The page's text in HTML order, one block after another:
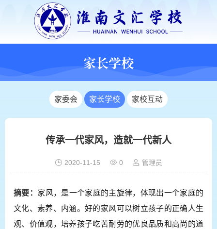
家长学校
家委会 家长学校 家校互动
传承一代家风，造就一代新人
2020-11-15 0 管理员
摘要： 家风，是一个家庭的主旋律，体现出一个家庭的
文化、素养、内涵。好的家风可以树立孩子的正确人生
观、价值观，培养孩子吃苦耐劳的优良品质和高尚的道